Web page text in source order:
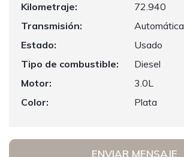
Kilometraje:
72.940
Transmisión:
Automática
Estado:
Usado
Tipo de combustible:
Diesel
Motor:
3.0L
Color:
Plata
ENVIAR MENSAJE